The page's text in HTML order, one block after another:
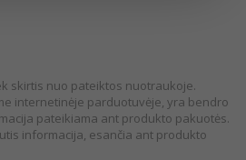
skirtis nuo pateiktos nuotraukoje.
internetinėje parduotuvėje, yra bendro
pateikiama ant produkto pakuotės.
informacija, esančia ant produkto